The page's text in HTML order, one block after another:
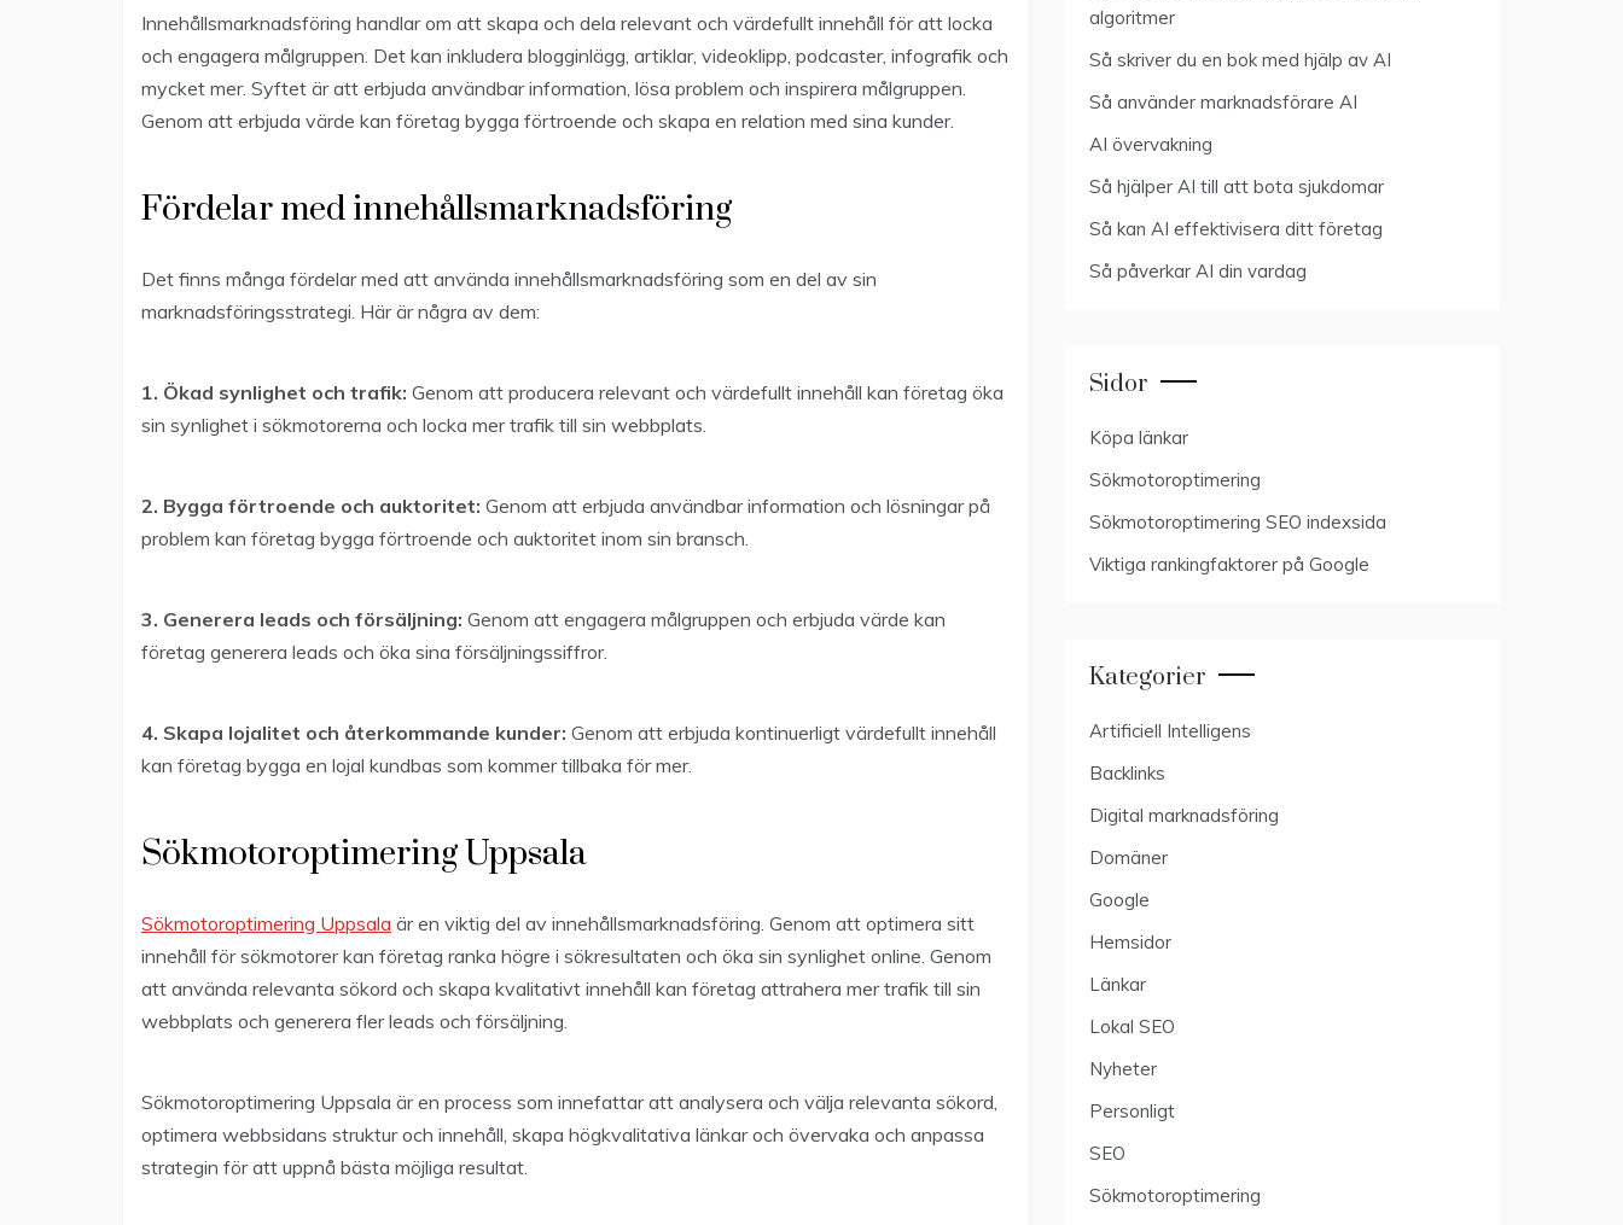
Innehållsmarknadsföring handlar om att skapa och dela relevant och värdefullt innehåll för att locka
och engagera målgruppen. Det kan inkludera blogginlägg, artiklar, videoklipp, podcaster, infografik och
mycket mer. Syftet är att erbjuda användbar information, lösa problem och inspirera målgruppen.
Genom att erbjuda värde kan företag bygga förtroende och skapa en relation med sina kunder.
Fördelar med innehållsmarknadsföring
Det finns många fördelar med att använda innehållsmarknadsföring som en del av sin
marknadsföringsstrategi. Här är några av dem:
1. Ökad synlighet och trafik: Genom att producera relevant och värdefullt innehåll kan företag öka
sin synlighet i sökmotorerna och locka mer trafik till sin webbplats.
2. Bygga förtroende och auktoritet: Genom att erbjuda användbar information och lösningar på
problem kan företag bygga förtroende och auktoritet inom sin bransch.
3. Generera leads och försäljning: Genom att engagera målgruppen och erbjuda värde kan
företag generera leads och öka sina försäljningssiffror.
4. Skapa lojalitet och återkommande kunder: Genom att erbjuda kontinuerligt värdefullt innehåll
kan företag bygga en lojal kundbas som kommer tillbaka för mer.
Sökmotoroptimering Uppsala
Sökmotoroptimering Uppsala är en viktig del av innehållsmarknadsföring. Genom att optimera sitt
innehåll för sökmotorer kan företag ranka högre i sökresultaten och öka sin synlighet online. Genom
att använda relevanta sökord och skapa kvalitativt innehåll kan företag attrahera mer trafik till sin
webbplats och generera fler leads och försäljning.
Sökmotoroptimering Uppsala är en process som innefattar att analysera och välja relevanta sökord,
optimera webbsidans struktur och innehåll, skapa högkvalitativa länkar och övervaka och anpassa
strategin för att uppnå bästa möjliga resultat.
algoritmer
Så skriver du en bok med hjälp av AI
Så använder marknadsförare AI
AI övervakning
Så hjälper AI till att bota sjukdomar
Så kan AI effektivisera ditt företag
Så påverkar AI din vardag
Sidor
Köpa länkar
Sökmotoroptimering
Sökmotoroptimering SEO indexsida
Viktiga rankingfaktorer på Google
Kategorier
Artificiell Intelligens
Backlinks
Digital marknadsföring
Domäner
Google
Hemsidor
Länkar
Lokal SEO
Nyheter
Personligt
SEO
Sökmotoroptimering